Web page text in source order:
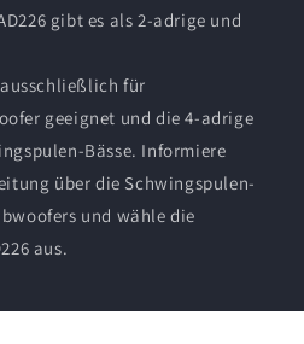
gibt es als 2-adrige und
für
geeignet und die 4-adrige
Bässe. Informiere
über die Schwingspulen-
und wähle die
aus.